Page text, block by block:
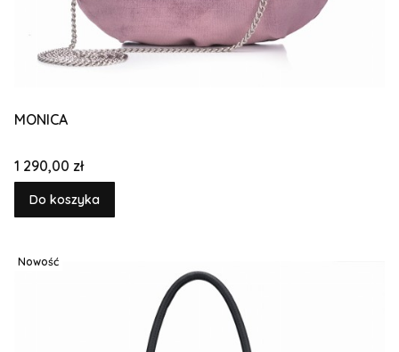
MONICA
Cena
1 290,00 zł
Do koszyka
Nowość